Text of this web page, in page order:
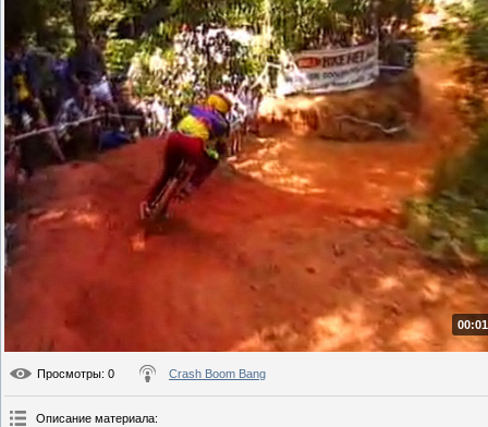
Просмотры: 0 Crash Boom Bang
Описание материала: